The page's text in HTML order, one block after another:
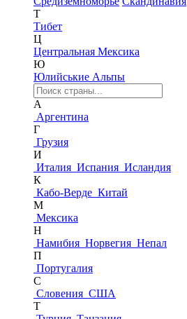
Т
Тибет
Ц
Центральная Мексика
Ю
Юлийськие Альпы
А
Аргентина
Г
Грузия
И
Италия Испания Исландия
К
Кабо-Верде Китай
М
Мексика
Н
Намибия Норвегия Непал
П
Португалия
С
Словения США
Т